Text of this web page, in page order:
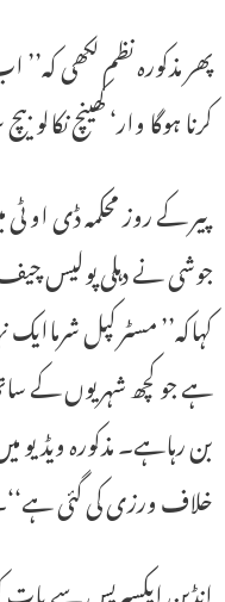
پھر مذکورہ نظم لکھی
کرنا ہوگا وار‘ کھینچ
پیر کے روز محکمہ ڈی او
جوشی نے دہلی پولیس چیف
کہاکہ’’ مسٹر کپل
ہے جو کچھ شہریوں کے
بن رہاہے۔ مذکورہ ویڈیو
خلاف ورزی کی گئی